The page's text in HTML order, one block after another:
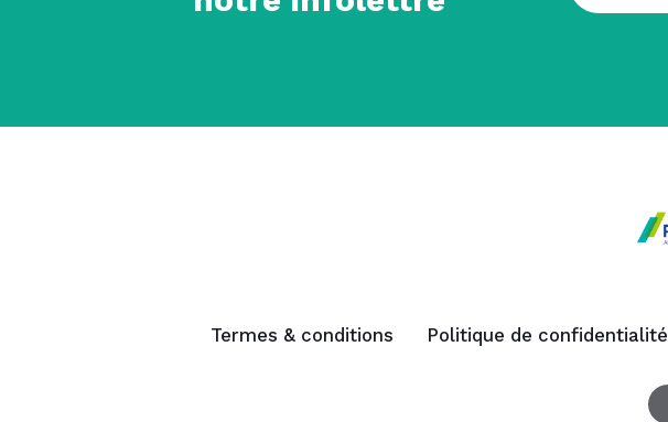
Termes & conditions Politique de confidentialité